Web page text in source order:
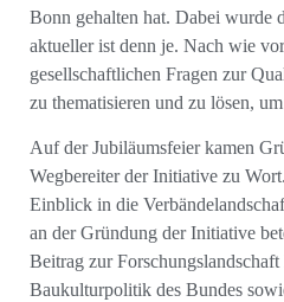
Bonn gehalten hat. Dabei wurde
aktueller ist denn je. Nach wie
gesellschaftlichen Fragen zur
zu thematisieren und zu lösen,
Auf der Jubiläumsfeier kamen
Wegbereiter der Initiative zu
Einblick in die
an der Gründung der Initiative
Beitrag zur
Baukulturpolitik des Bundes